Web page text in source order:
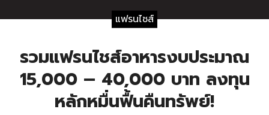
แฟรนไชส์
รวมแฟรนไชส์อาหารงบประมาณ
15,000 – 40,000 บาท ลงทุน
หลักหมื่นฟื้นคืนทรัพย์!